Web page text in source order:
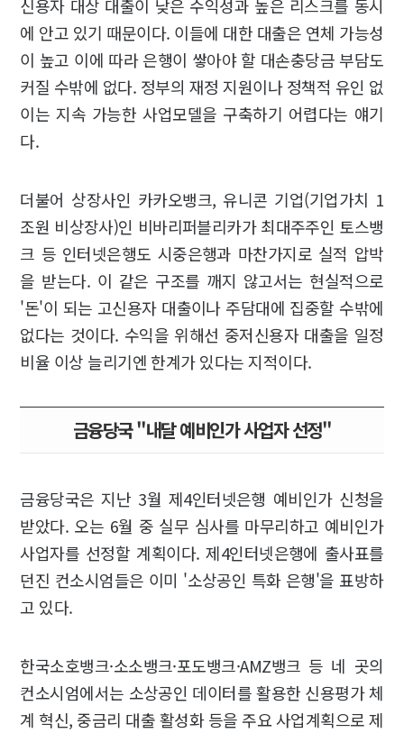
신용자 대상 대출이 낮은 수익성과 높은 리스크를 동시
에 안고 있기 때문이다. 이들에 대한 대출은 연체 가능성
이 높고 이에 따라 은행이 쌓아야 할 대손충당금 부담도
커질 수밖에 없다. 정부의 재정 지원이나 정책적 유인 없
이는 지속 가능한 사업모델을 구축하기 어렵다는 얘기
다.
더불어 상장사인 카카오뱅크, 유니콘 기업(기업가치 1
조원 비상장사)인 비바리퍼블리카가 최대주주인 토스뱅
크 등 인터넷은행도 시중은행과 마찬가지로 실적 압박
을 받는다. 이 같은 구조를 깨지 않고서는 현실적으로
'돈'이 되는 고신용자 대출이나 주담대에 집중할 수밖에
없다는 것이다. 수익을 위해선 중저신용자 대출을 일정
비율 이상 늘리기엔 한계가 있다는 지적이다.
금융당국 "내달 예비인가 사업자 선정"
금융당국은 지난 3월 제4인터넷은행 예비인가 신청을
받았다. 오는 6월 중 실무 심사를 마무리하고 예비인가
사업자를 선정할 계획이다. 제4인터넷은행에 출사표를
던진 컨소시엄들은 이미 '소상공인 특화 은행'을 표방하
고 있다.
한국소호뱅크·소소뱅크·포도뱅크·AMZ뱅크 등 네 곳의
컨소시엄에서는 소상공인 데이터를 활용한 신용평가 체
계 혁신, 중금리 대출 활성화 등을 주요 사업계획으로 제